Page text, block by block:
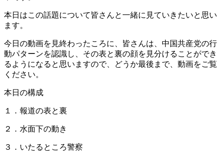
本日はこの話題について皆さんと一緒に見ていきたいと思い
ます。
今日の動画を見終わったころに、皆さんは、中国共産党の行
動パターンを認識し、その表と裏の顔を見分けることができ
るようになると思いますので、どうか最後まで、動画をご覧
ください。
本日の構成
１．報道の表と裏
２．水面下の動き
３．いたるところ警察